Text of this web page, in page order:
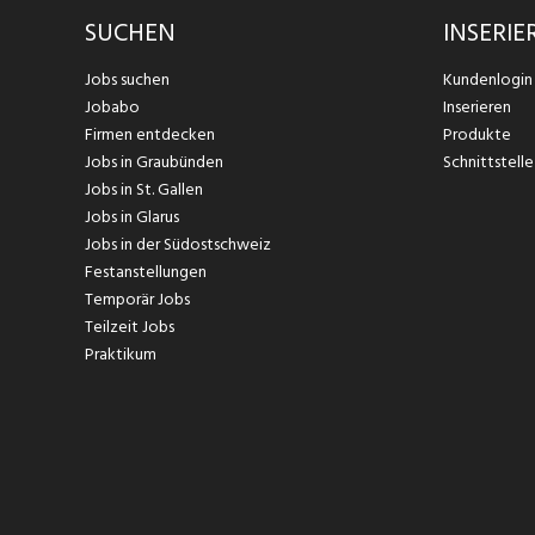
Weiterbildungen.
laden unsere
echten Mehrwert
wichtig. Deshalb
Homeoffice und
SUCHEN
Jobs suchen
Jobabo
Firmen entdecken
Jobs in Graubünden
Jobs in St. Gallen
Jobs in Glarus
Jobs in der Südostschweiz
Festanstellungen
Temporär Jobs
Teilzeit Jobs
Praktikum
Kundenlogin
Inserieren
Produkte
Schnittstelle